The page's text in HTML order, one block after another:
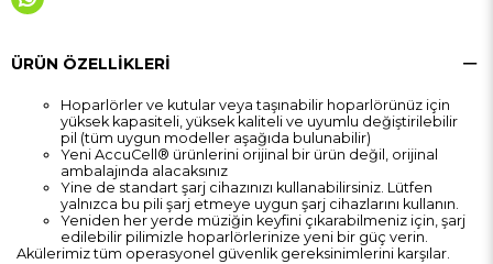
ÜRÜN ÖZELLIKLERI
Hoparlörler ve kutular veya taşınabilir hoparlörünüz için
yüksek kapasiteli, yüksek kaliteli ve uyumlu değiştirilebilir
pil (tüm uygun modeller aşağıda bulunabilir)
Yeni AccuCell® ürünlerini orijinal bir ürün değil, orijinal
ambalajında alacaksınız
Yine de standart şarj cihazınızı kullanabilirsiniz. Lütfen
yalnızca bu pili şarj etmeye uygun şarj cihazlarını kullanın.
Yeniden her yerde müziğin keyfini çıkarabilmeniz için, şarj
edilebilir pilimizle hoparlörlerinize yeni bir güç verin.
Akülerimiz tüm operasyonel güvenlik gereksinimlerini karşılar.